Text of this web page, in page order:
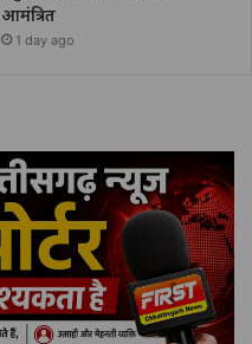
आमंत्रित
1 day ago